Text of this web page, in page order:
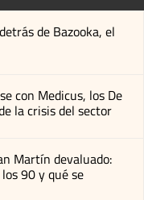
de Bazooka, el
con Medicus, los De
la crisis del sector
Martín devaluado:
90 y qué se